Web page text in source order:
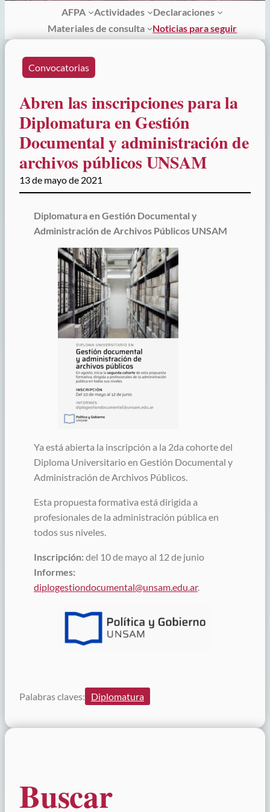
AFPA Actividades
Declaraciones
Materiales de consulta
Noticias para seguir
Convocatorias
Abren las inscripciones para la
Diplomatura en Gestión
Documental y administración de
archivos públicos UNSAM
13 de mayo de 2021
Diplomatura en Gestión Documental y
Administración de Archivos Públicos UNSAM
Ya está abierta la inscripción a la 2da cohorte del
Diploma Universitario en Gestión Documental y
Administración de Archivos Públicos.
Esta propuesta formativa está dirigida a
profesionales de la administración pública en
todos sus niveles.
Inscripción: del 10 de mayo al 12 de junio
Informes:
diplogestiondocumental@unsam.edu.ar.
Palabras claves: Diplomatura
Buscar